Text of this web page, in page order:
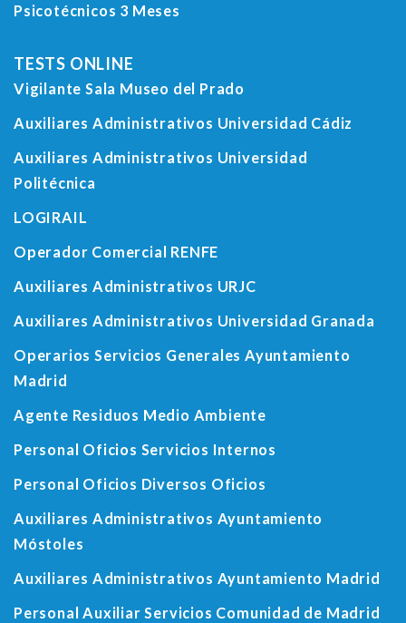
Psicotécnicos 3 Meses
TESTS ONLINE
Vigilante Sala Museo del Prado
Auxiliares Administrativos Universidad Cádiz
Auxiliares Administrativos Universidad
Politécnica
LOGIRAIL
Operador Comercial RENFE
Auxiliares Administrativos URJC
Auxiliares Administrativos Universidad Granada
Operarios Servicios Generales Ayuntamiento
Madrid
Agente Residuos Medio Ambiente
Personal Oficios Servicios Internos
Personal Oficios Diversos Oficios
Auxiliares Administrativos Ayuntamiento
Móstoles
Auxiliares Administrativos Ayuntamiento Madrid
Personal Auxiliar Servicios Comunidad de Madrid